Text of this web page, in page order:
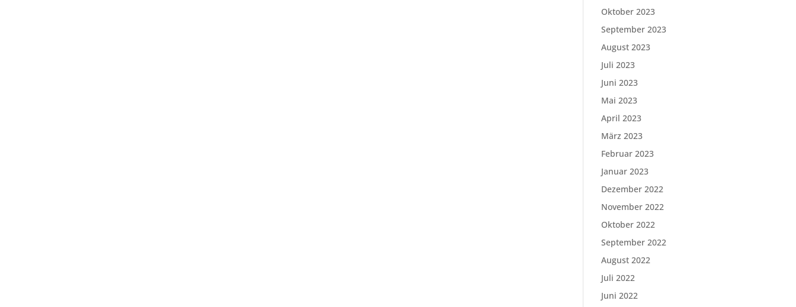
Oktober 2023
September 2023
August 2023
Juli 2023
Juni 2023
Mai 2023
April 2023
März 2023
Februar 2023
Januar 2023
Dezember 2022
November 2022
Oktober 2022
September 2022
August 2022
Juli 2022
Juni 2022